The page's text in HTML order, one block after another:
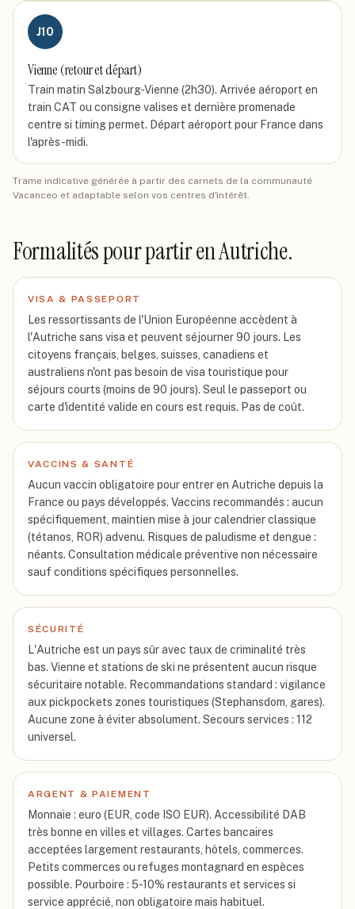
J10
Vienne (retour et départ)
Train matin Salzbourg-Vienne (2h30). Arrivée aéroport en
train CAT ou consigne valises et dernière promenade
centre si timing permet. Départ aéroport pour France dans
l'après-midi.
Trame indicative générée à partir des carnets de la communauté
Vacanceo et adaptable selon vos centres d'intérêt.
Formalités pour partiren Autriche.
VISA & PASSEPORT
Les ressortissants de l'Union Européenne accèdent à
l'Autriche sans visa et peuvent séjourner 90 jours. Les
citoyens français, belges, suisses, canadiens et
australiens n'ont pas besoin de visa touristique pour
séjours courts (moins de 90 jours). Seul le passeport ou
carte d'identité valide en cours est requis. Pas de coût.
VACCINS & SANTÉ
Aucun vaccin obligatoire pour entrer en Autriche depuis la
France ou pays développés. Vaccins recommandés : aucun
spécifiquement, maintien mise à jour calendrier classique
(tétanos, ROR) advenu. Risques de paludisme et dengue :
néants. Consultation médicale préventive non nécessaire
sauf conditions spécifiques personnelles.
SÉCURITÉ
L'Autriche est un pays sûr avec taux de criminalité très
bas. Vienne et stations de ski ne présentent aucun risque
sécuritaire notable. Recommandations standard : vigilance
aux pickpockets zones touristiques (Stephansdom, gares).
Aucune zone à éviter absolument. Secours services : 112
universel.
ARGENT & PAIEMENT
Monnaie : euro (EUR, code ISO EUR). Accessibilité DAB
très bonne en villes et villages. Cartes bancaires
acceptées largement restaurants, hôtels, commerces.
Petits commerces ou refuges montagnard en espèces
possible. Pourboire : 5-10% restaurants et services si
service apprécié, non obligatoire mais habituel.